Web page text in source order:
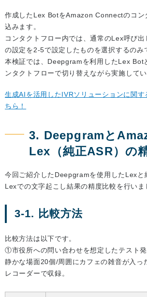
作成したLex BotをAmazon Connectのコン
込みます。
コンタクトフロー内では、通常のLex呼び
の設定を2-5で設定したものを選択するのみ
本検証では、Deepgramを利用したLex Bot
ンタクトフローで切り替えながら実施してい
生成AIを活用したIVRソリューションに関す
ちら！
3. Deepgramと
Lex（純正ASR）の
今回ご紹介したDeepgramを使用したLexと
Lexでの文字起こし結果の精度比較を行いま
3-1. 比較方法
比較方法は以下です。
①市役所への問い合わせを想定したテスト
静かな場面20個/周囲にカフェの雑音が入っ
レコーダーで収録。